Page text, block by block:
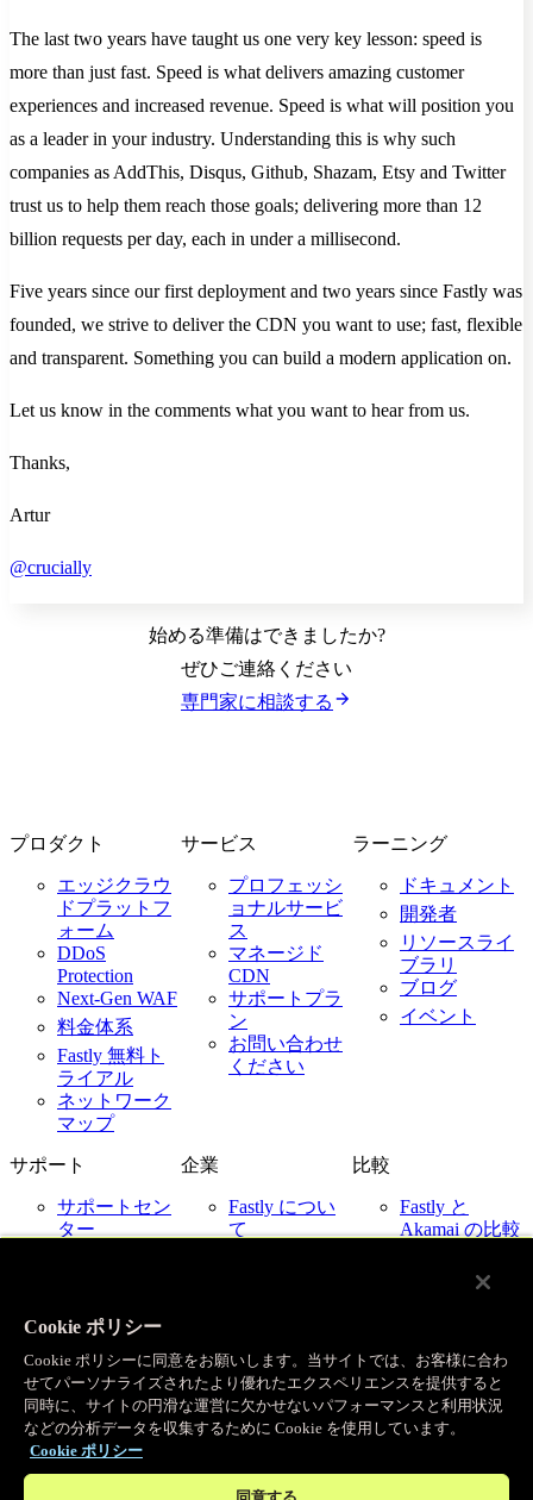
The last two years have taught us one very key lesson: speed is
more than just fast. Speed is what delivers amazing customer
experiences and increased revenue. Speed is what will position you
as a leader in your industry. Understanding this is why such
companies as AddThis, Disqus, Github, Shazam, Etsy and Twitter
trust us to help them reach those goals; delivering more than 12
billion requests per day, each in under a millisecond.
Five years since our first deployment and two years since Fastly was
founded, we strive to deliver the CDN you want to use; fast, flexible
and transparent. Something you can build a modern application on.
Let us know in the comments what you want to hear from us.
Thanks,
Artur
@crucially
始める準備はできましたか?
ぜひご連絡ください
専門家に相談する
プロダクト
エッジクラウ
ドプラットフ
ォーム
DDoS
Protection
Next-Gen WAF
料金体系
Fastly 無料ト
ライアル
ネットワーク
マップ
サービス
プロフェッシ
ョナルサービ
ス
マネージド
CDN
サポートプラ
ン
お問い合わせ
ください
ラーニング
ドキュメント
開発者
リソースライ
ブラリ
ブログ
イベント
サポート
サポートセン
ター
企業
Fastly につい
て
IR 関連
企業ポリシー
比較
Fastly と
Akamai の比較
Cloudflare の比
Fastly とクラ
ウドプロバイ
ダー
X
Cookie ポリシー
Cookie ポリシーに同意をお願いします。当サイトでは、お客様に合わ
せてパーソナライズされたより優れたエクスペリエンスを提供すると
同時に、サイトの円滑な運営に欠かせないパフォーマンスと利用状況
などの分析データを収集するために Cookie を使用しています。
Cookie ポリシー